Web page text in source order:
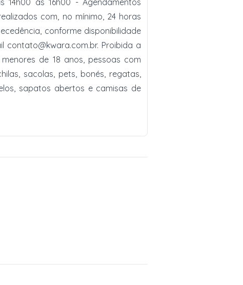
14h00 às 16h00 - Agendamentos
com, no mínimo, 24 horas
conforme disponibilidade
contato@kwara.com.br. Proibida a
de 18 anos, pessoas com
sacolas, pets, bonés, regatas,
sapatos abertos e camisas de